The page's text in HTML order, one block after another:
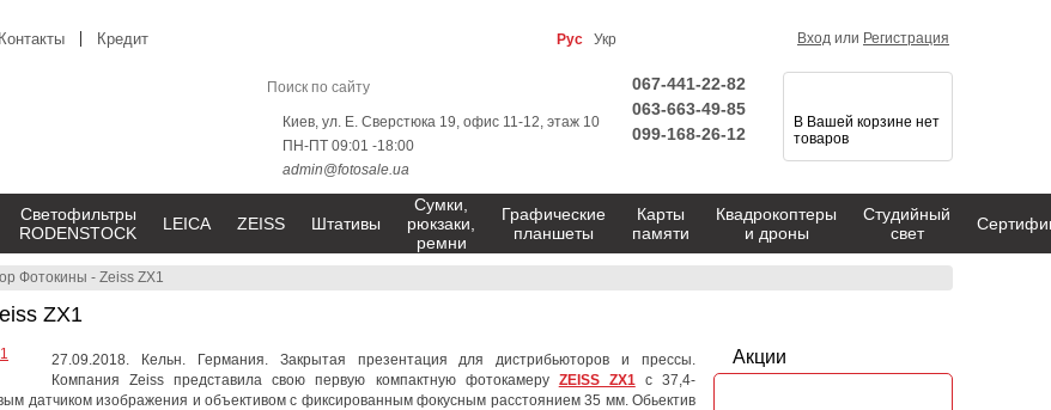
Фотокины - Zeiss ZX1
ZX1
27.09.2018. Кельн. Германия. Закрытая презентация для дистрибьюторов и прессы.
Компания Zeiss представила свою первую компактную фотокамеру ZEISS ZX1с 37,4-
датчиком изображения и объективом с фиксированным фокусным расстоянием 35 мм. Обьектив
Акции
Контакты Кредит Рус Укр Вход или Регистрация
Киев, ул. Е. Сверстюка 19, офис 11-12, этаж 10
ПН-ПТ 09:01 -18:00
admin@fotosale.ua
067-441-22-82
063-663-49-85
099-168-26-12
В Вашей корзине нет
товаров
Светофильтры
RODENSTOCK
LEICA ZEISS Штативы
Сумки,
рюкзаки,
ремни
Графические
планшеты
Карты
памяти
Квадрокоптеры
и дроны
Студийный
свет